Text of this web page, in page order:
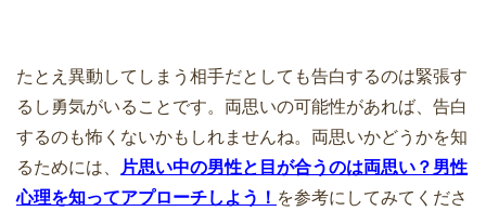
たとえ異動してしまう相手だとしても告白するのは緊張す
るし勇気がいることです。両思いの可能性があれば、告白
するのも怖くないかもしれませんね。両思いかどうかを知
るためには、
片思い中の男性と目が合うのは両思い？男性
心理を知ってアプローチしよう！ を参考にしてみてくださ